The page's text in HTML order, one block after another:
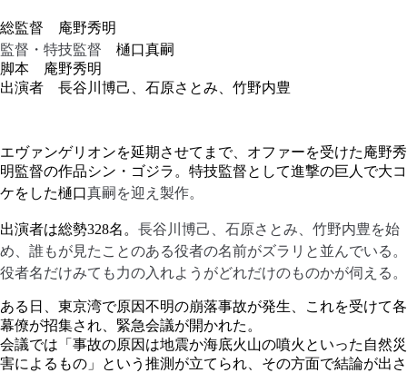
総監督 庵野秀明
監督・特技監督
樋口真嗣
脚本 庵野秀明
出演者 長谷川博己、石原さとみ、竹野内豊
エヴァンゲリオンを延期させてまで、オファーを受けた庵野秀
明監督の作品シン・ゴジラ。特技監督として進撃の巨人で大コ
ケをした樋口真嗣を迎え製作。
出演者は総勢328名。 長谷川博己、 石原さとみ、 竹野内豊を始
め、誰もが見たことのある役者の名前がズラリと並んでいる。
役者名だけみても力の入れようがどれだけのものかが伺える。
ある日、東京湾で原因不明の崩落事故が発生、これを受けて各
幕僚が招集され、緊急会議が開かれた。
会議では「事故の原因は地震か海底火山の噴火といった自然災
害によるもの」という推測が立てられ、その方面で結論が出さ